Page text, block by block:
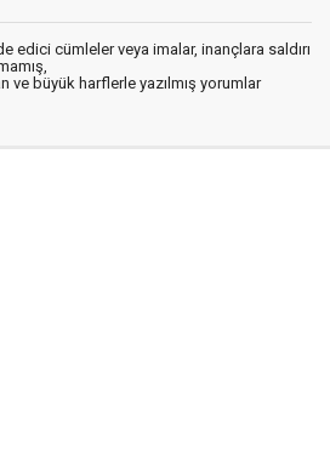
edici cümleler veya imalar, inançlara saldırı
ve büyük harflerle yazılmış yorumlar